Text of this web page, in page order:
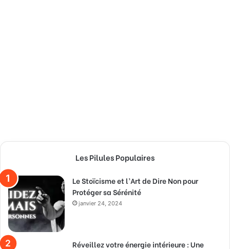
Les Pilules Populaires
Le Stoïcisme et l’Art de Dire Non pour
Protéger sa Sérénité
janvier 24, 2024
Réveillez votre énergie intérieure : Une